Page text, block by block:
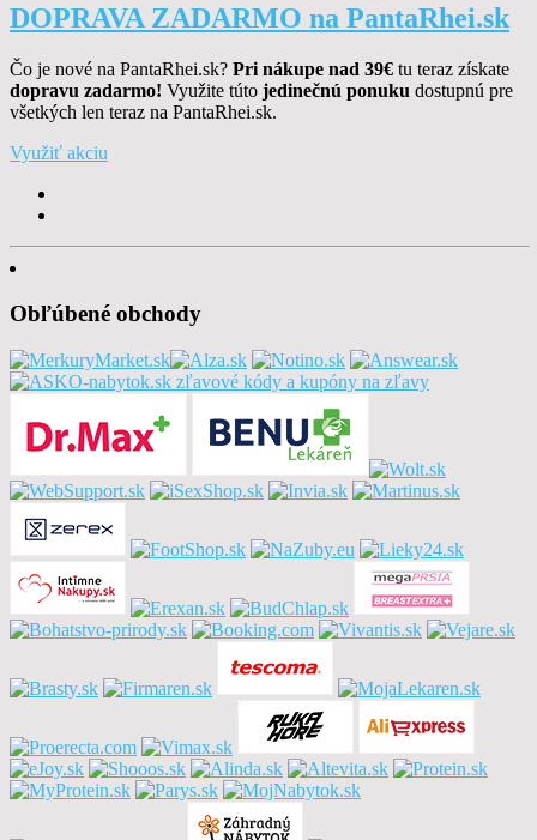
DOPRAVA ZADARMO na PantaRhei.sk
Čo je nové na PantaRhei.sk? Pri nákupe nad 39€ tu teraz získate
dopravu zadarmo! Využite túto jedinečnú ponuku dostupnú pre
všetkých len teraz na PantaRhei.sk.
Využiť akciu
Obľúbené obchody